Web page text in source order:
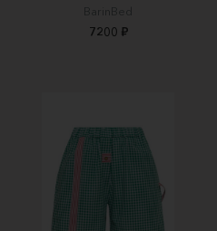
BarinBed
7200 ₽